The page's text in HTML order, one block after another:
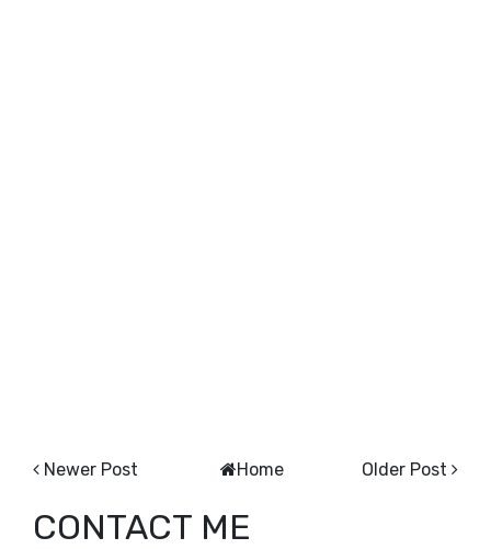
Newer Post Older Post
Home
CONTACT ME